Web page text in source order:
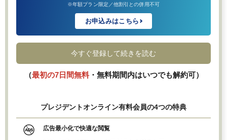
※年額プラン限定／他割引との併用不可
お申込みはこちら
今すぐ登録して続きを読む
（最初の7日間無料・無料期間内はいつでも解約可）
プレジデントオンライン有料会員の4つの特典
広告最小化で快適な閲覧